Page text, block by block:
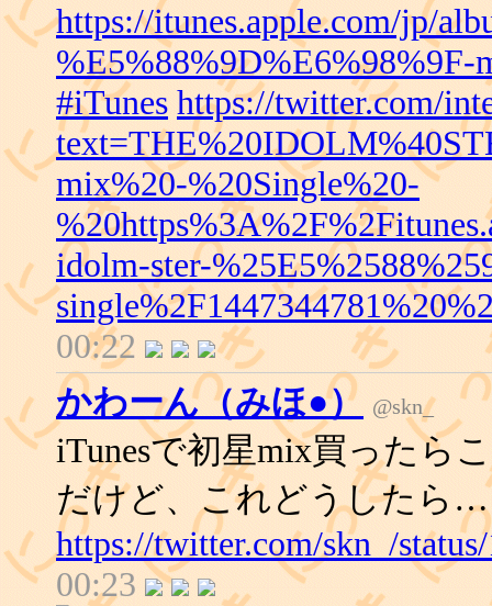
https://itunes.apple.com/jp/
%E5%88%9D%E6%98%9F-
#iTunes https://twitter.com/
mix%20-%20Single%20-
idolm-ster-
00:22
かわーん（みほ●）
@skn_
iTunesで初星mix買ったら
だけど、これどうした
https://twitter.com/skn_/
00:23